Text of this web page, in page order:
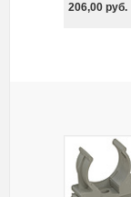
206,00 руб.